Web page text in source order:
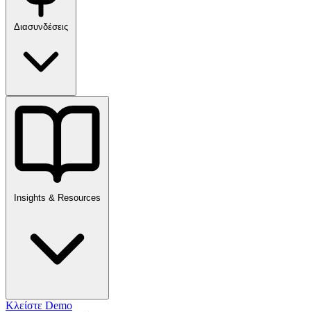
Διασυνδέσεις
Insights & Resources
Κλείστε Demo